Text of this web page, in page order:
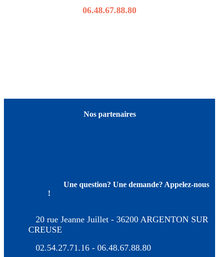
06.48.67.88.80
Nos partenaires
Une question? Une demande? Appelez-nous
!
20 rue Jeanne Juillet - 36200 ARGENTON SUR
CREUSE
02.54.27.71.16 - 06.48.67.88.80